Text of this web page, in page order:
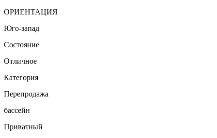
ОРИЕНТАЦИЯ
Юго-запад
Состояние
Отличное
Категория
Перепродажа
бассейн
Приватный